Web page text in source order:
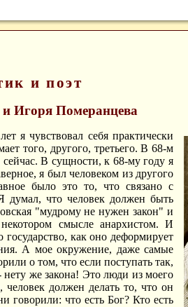
и поэт
и Игоря Померанцева
я чувствовал себя практически
того, другого, третьего. В 68-м
В сущности, к 68-му году я
я был человеком из другого
было это то, что связано с
думал, что человек должен быть
"мудрому не нужен закон" и
смысле анархистом. И
как оно деформирует
А мое окружение, даже самые
о том, что если поступать так,
нету же закона! Это люди из моего
человек должен делать то, что он
говорили: что есть Бог? Кто есть